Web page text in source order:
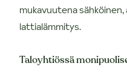
mukavuutena
lattialämmitys.
Taloyhtiössä